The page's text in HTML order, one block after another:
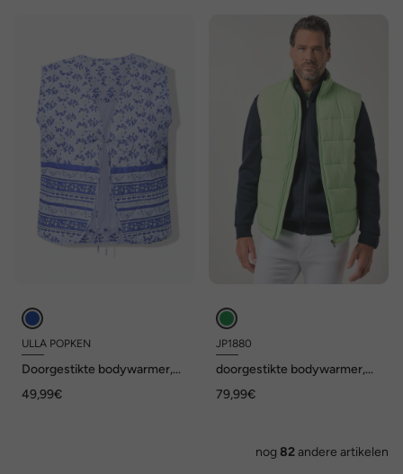
ULLA POPKEN
Doorgestikte bodywarmer,
mouwloos
49,99€
JP1880
doorgestikte bodywarmer,
donslook, tot 7XL
79,99€
nog 82andere artikelen